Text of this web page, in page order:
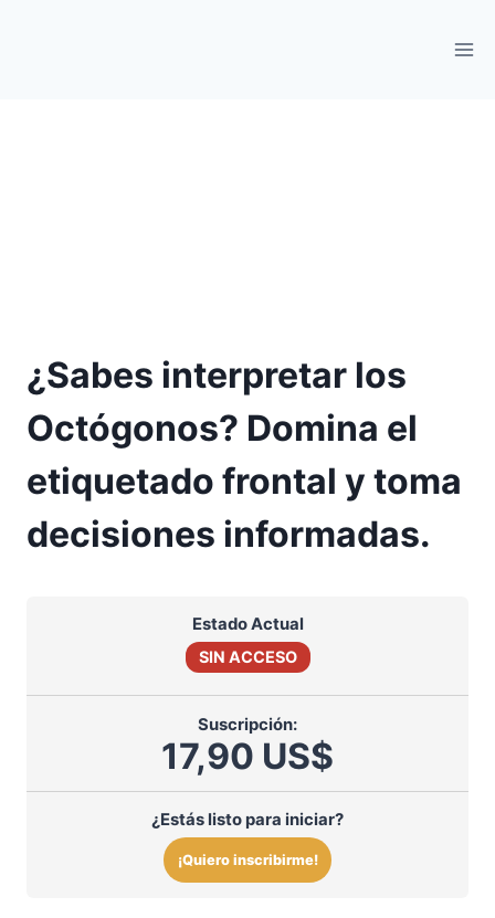
¿Sabes interpretar los
Octógonos? Domina el
etiquetado frontal y toma
decisiones informadas.
Estado Actual
SIN ACCESO
Suscripción:
17,90 US$
¿Estás listo para iniciar?
¡Quiero inscribirme!